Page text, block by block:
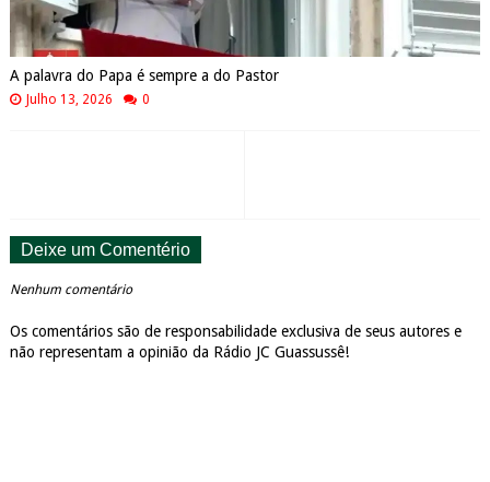
A palavra do Papa é sempre a do Pastor
Julho 13, 2026 0
Deixe um Comentério
Nenhum comentário
Os comentários são de responsabilidade exclusiva de seus autores e
não representam a opinião da Rádio JC Guassussê!